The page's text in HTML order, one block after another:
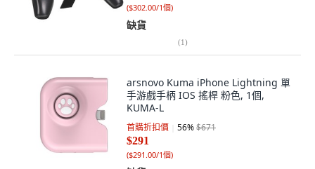
($302.00/1個)
缺貨
(1)
arsnovo Kuma iPhone Lightning 單
手游戲手柄 IOS 搖桿 粉色, 1個,
KUMA-L
首購折扣價 56%$671
$291
($291.00/1個)